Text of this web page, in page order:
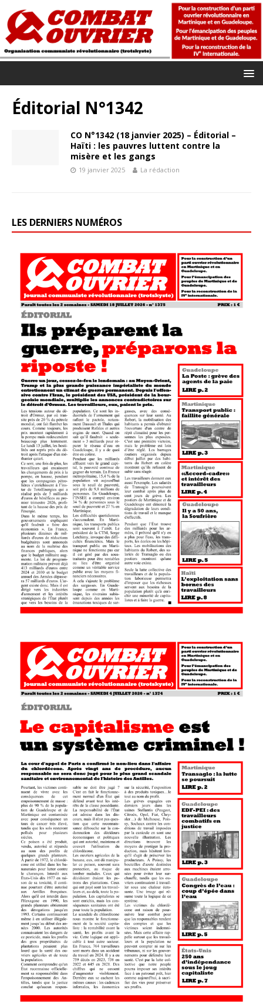
Éditorial N°1342
CO N°1342 (18 janvier 2025) – Éditorial –
Haïti : les pauvres luttent contre la
misère et les gangs
19 janvier 2025 La rédaction
LES DERNIERS NUMÉROS